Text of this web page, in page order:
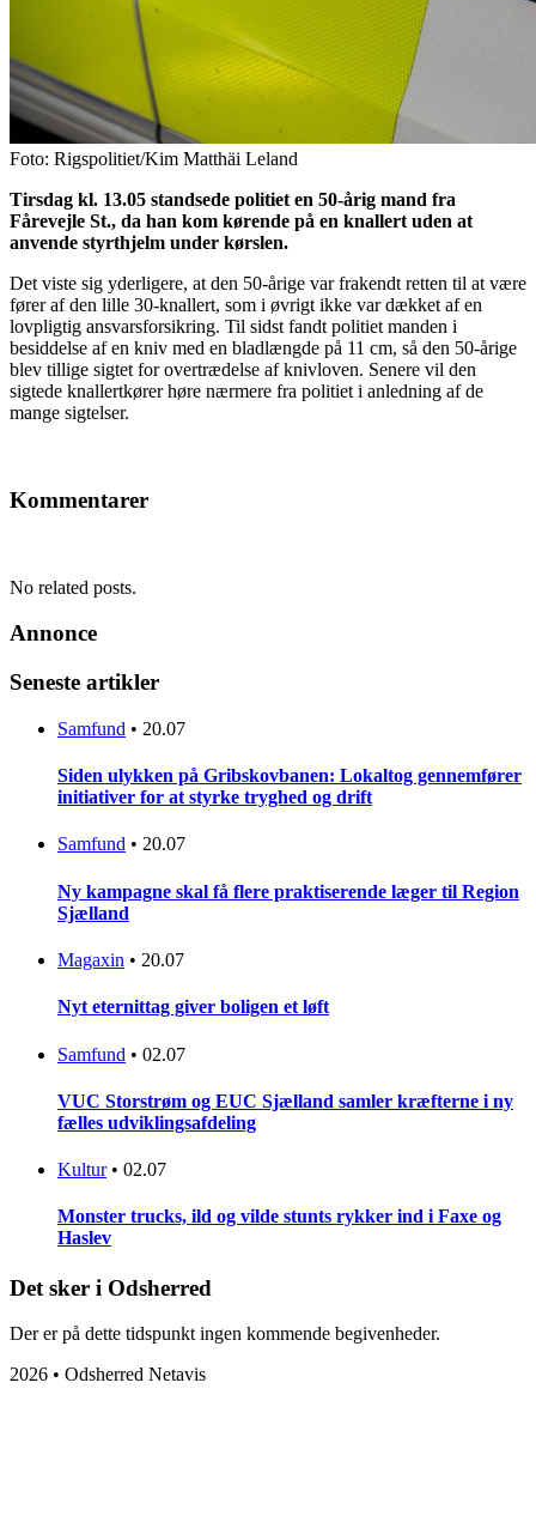
Foto: Rigspolitiet/Kim Matthäi Leland
Tirsdag kl. 13.05 standsede politiet en 50-årig mand fra
Fårevejle St., da han kom kørende på en knallert uden at
anvende styrthjelm under kørslen.
Det viste sig yderligere, at den 50-årige var frakendt retten til at være
fører af den lille 30-knallert, som i øvrigt ikke var dækket af en
lovpligtig ansvarsforsikring. Til sidst fandt politiet manden i
besiddelse af en kniv med en bladlængde på 11 cm, så den 50-årige
blev tillige sigtet for overtrædelse af knivloven. Senere vil den
sigtede knallertkører høre nærmere fra politiet i anledning af de
mange sigtelser.
Kommentarer
No related posts.
Annonce
Seneste artikler
Samfund • 20.07
Siden ulykken på Gribskovbanen: Lokaltog gennemfører
initiativer for at styrke tryghed og drift
Samfund • 20.07
Ny kampagne skal få flere praktiserende læger til Region
Sjælland
Magaxin • 20.07
Nyt eternittag giver boligen et løft
Samfund • 02.07
VUC Storstrøm og EUC Sjælland samler kræfterne i ny
fælles udviklingsafdeling
Kultur • 02.07
Monster trucks, ild og vilde stunts rykker ind i Faxe og
Haslev
Det sker i Odsherred
Der er på dette tidspunkt ingen kommende begivenheder.
2026 • Odsherred Netavis